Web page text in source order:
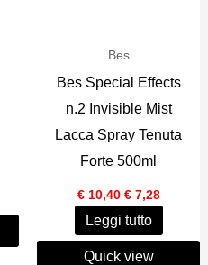
Bes
Bes Special Effects
n.2 Invisible Mist
Lacca Spray Tenuta
Forte 500ml
€10,40 Il
prezzo
originale
era:
€ 10,40.
€7,28Il
prezzo
è:
Leggi tutto
Quick view